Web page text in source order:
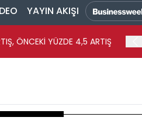
YAYIN AKIŞI
ÖNCEKİ YÜZDE 4,5 ARTIŞ